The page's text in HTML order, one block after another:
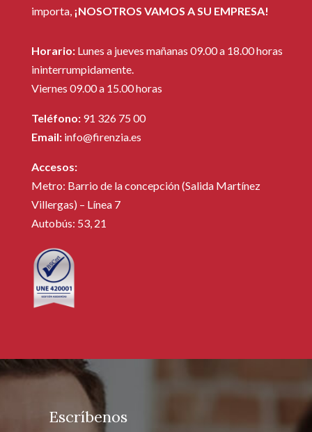
importa, ¡NOSOTROS VAMOS A SU EMPRESA!
Horario:Lunes a jueves mañanas 09.00 a 18.00 horas
ininterrumpidamente.
Viernes 09.00 a 15.00 horas
Teléfono:91 326 75 00
Email: info@firenzia.es
Accesos:
Metro: Barrio de la concepción (Salida Martínez
Villergas) – Línea 7
Autobús: 53, 21
Escríbenos